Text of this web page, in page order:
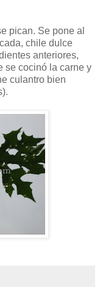
pican. Se pone al
chile dulce
anteriores,
se cocinó la carne y
culantro bien